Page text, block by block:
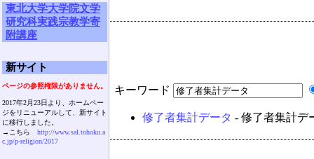
キーワード
修了者集計データ - 修了者集計デ
東北大学大学院文学
研究科実践宗教学寄
附講座
新サイト
ページの参照権限がありません。
2017年2月23日より、ホームペー
ジをリニューアルして、新サイト
に移行しました。
→こちら http://www.sal.tohoku.a
c.jp/p-religion/2017